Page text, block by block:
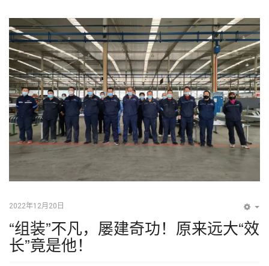
2022年12月20日
“组装”不凡，屡建奇功！原来远大“效
长”竟是他！